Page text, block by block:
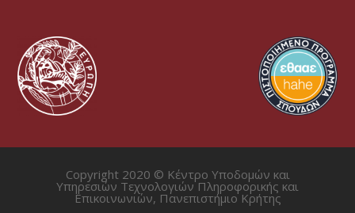
Copyright 2020 © Κέντρο Υποδομών και
Υπηρεσιών Τεχνολογιών Πληροφορικής και
Επικοινωνιών, Πανεπιστήμιο Κρήτης